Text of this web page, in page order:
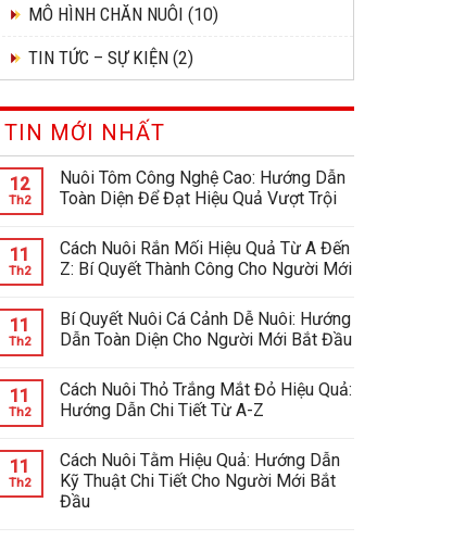
MÔ HÌNH CHĂN NUÔI (10)
TIN TỨC – SỰ KIỆN (2)
TIN MỚI NHẤT
12
Th2
Nuôi Tôm Công Nghệ Cao: Hướng Dẫn
Toàn Diện Để Đạt Hiệu Quả Vượt Trội
11
Th2
Cách Nuôi Rắn Mối Hiệu Quả Từ A Đến
Z: Bí Quyết Thành Công Cho Người Mới
11
Th2
Bí Quyết Nuôi Cá Cảnh Dễ Nuôi: Hướng
Dẫn Toàn Diện Cho Người Mới Bắt Đầu
11
Th2
Cách Nuôi Thỏ Trắng Mắt Đỏ Hiệu Quả:
Hướng Dẫn Chi Tiết Từ A-Z
11
Th2
Cách Nuôi Tằm Hiệu Quả: Hướng Dẫn
Kỹ Thuật Chi Tiết Cho Người Mới Bắt
Đầu